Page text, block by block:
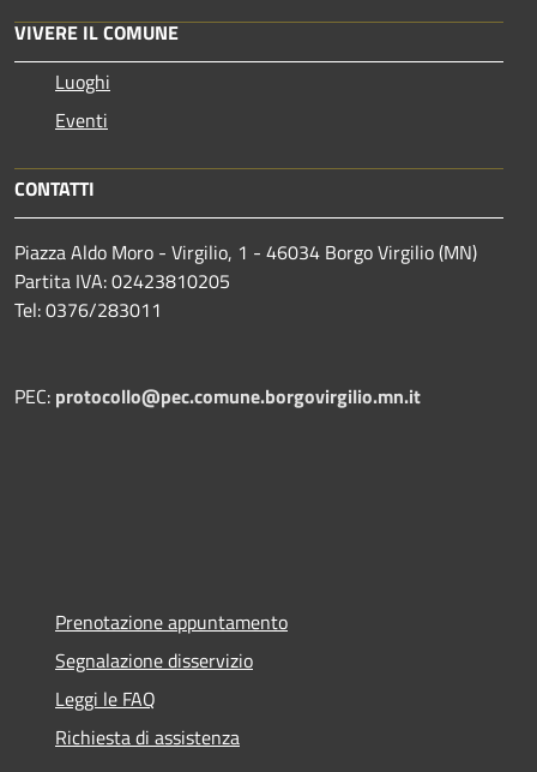
VIVERE IL COMUNE
Luoghi
Eventi
CONTATTI
Piazza Aldo Moro - Virgilio, 1 - 46034 Borgo Virgilio (MN)
Partita IVA: 02423810205
Tel: 0376/283011
PEC: protocollo@pec.comune.borgovirgilio.mn.it
Prenotazione appuntamento
Segnalazione disservizio
Leggi le FAQ
Richiesta di assistenza